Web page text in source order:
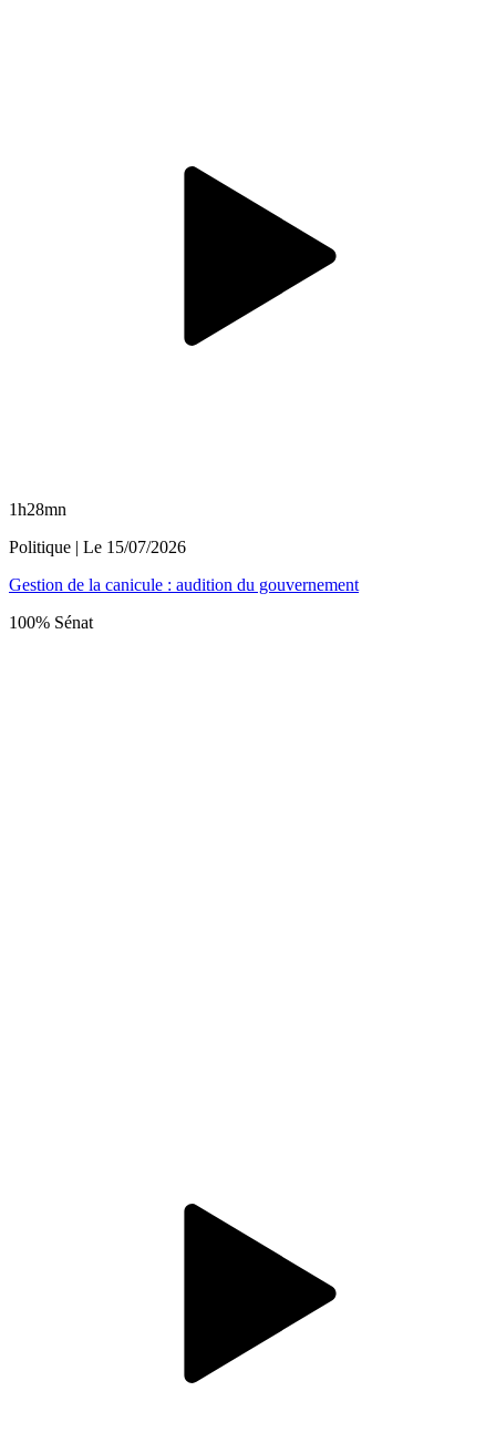
1h28mn
Politique | Le 15/07/2026
Gestion de la canicule : audition du gouvernement
100% Sénat